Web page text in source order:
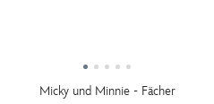
Micky und Minnie - Fächer